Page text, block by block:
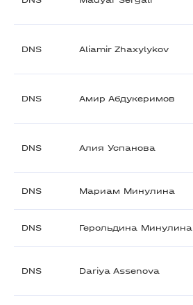
DNS Aliamir Zhaxylykov
DNS Амир Абдукеримов
DNS Алия Успанова
DNS Мариам Минулина
DNS Герольдина Минулина
DNS Dariya Assenova